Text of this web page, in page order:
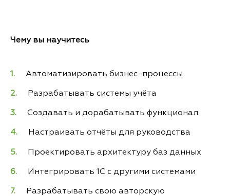
Чему вы научитесь
Автоматизировать бизнес-процессы
Разрабатывать системы учёта
Создавать и дорабатывать функционал
Настраивать отчёты для руководства
Проектировать архитектуру баз данных
Интегрировать 1С с другими системами
Разрабатывать свою авторскую